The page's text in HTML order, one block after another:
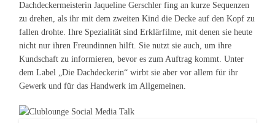
Dachdeckermeisterin Jaqueline Gerschler fing an kurze Sequenzen
zu drehen, als ihr mit dem zweiten Kind die Decke auf den Kopf zu
fallen drohte. Ihre Spezialität sind Erklärfilme, mit denen sie heute
nicht nur ihren Freundinnen hilft. Sie nutzt sie auch, um ihre
Kundschaft zu informieren, bevor es zum Auftrag kommt. Unter
dem Label „Die Dachdeckerin“ wirbt sie aber vor allem für ihr
Gewerk und für das Handwerk im Allgemeinen.